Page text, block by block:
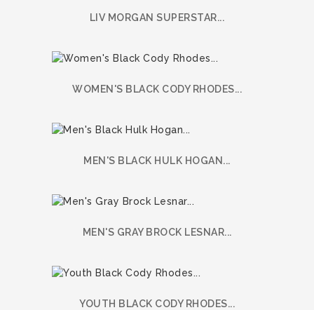
LIV MORGAN SUPERSTAR...
WOMEN'S BLACK CODY RHODES...
MEN'S BLACK HULK HOGAN...
MEN'S GRAY BROCK LESNAR...
YOUTH BLACK CODY RHODES...